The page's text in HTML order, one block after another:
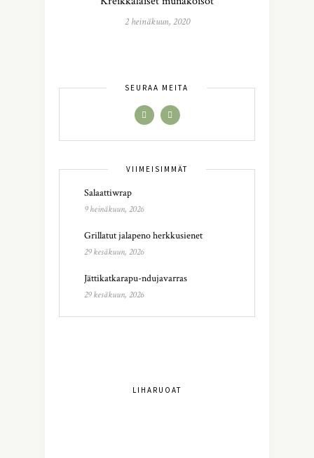
2 heinäkuun, 2020
SEURAA MEITÄ
VIIMEISIMMÄT
Salaattiwrap
9 heinäkuun, 2026
Grillatut jalapeno herkkusienet
29 kesäkuun, 2026
Jättikatkarapu-ndujavarras
29 kesäkuun, 2026
LIHARUOAT